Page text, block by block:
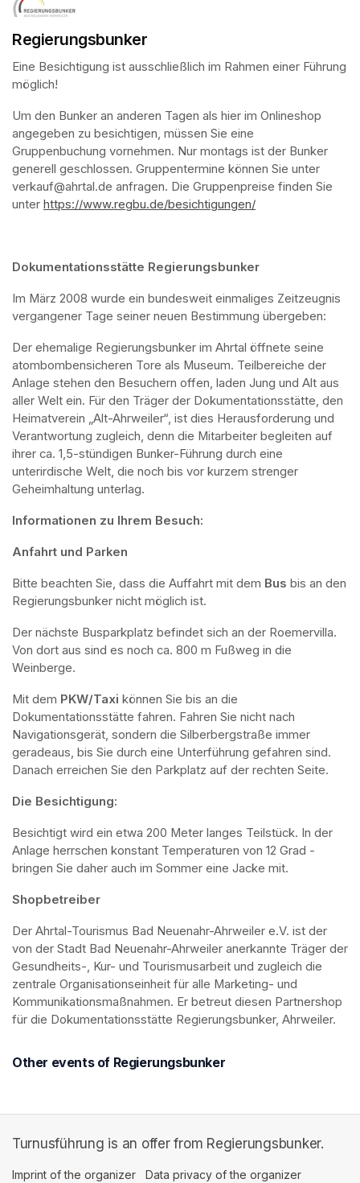
Regierungsbunker
Eine Besichtigung ist ausschließlich im Rahmen einer Führung
möglich!
Um den Bunker an anderen Tagen als hier im Onlineshop
angegeben zu besichtigen, müssen Sie eine
Gruppenbuchung vornehmen. Nur montags ist der Bunker
generell geschlossen. Gruppentermine können Sie unter
verkauf@ahrtal.de anfragen. Die Gruppenpreise finden Sie
unter https://www.regbu.de/besichtigungen/
Dokumentationsstätte Regierungsbunker
Im März 2008 wurde ein bundesweit einmaliges Zeitzeugnis
vergangener Tage seiner neuen Bestimmung übergeben:
Der ehemalige Regierungsbunker im Ahrtal öffnete seine
atombombensicheren Tore als Museum. Teilbereiche der
Anlage stehen den Besuchern offen, laden Jung und Alt aus
aller Welt ein. Für den Träger der Dokumentationsstätte, den
Heimatverein „Alt-Ahrweiler“, ist dies Herausforderung und
Verantwortung zugleich, denn die Mitarbeiter begleiten auf
ihrer ca. 1,5-stündigen Bunker-Führung durch eine
unterirdische Welt, die noch bis vor kurzem strenger
Geheimhaltung unterlag.
Informationen zu Ihrem Besuch:
Anfahrt und Parken
Bitte beachten Sie, dass die Auffahrt mit dem Bus bis an den
Regierungsbunker nicht möglich ist.
Der nächste Busparkplatz befindet sich an der Roemervilla.
Von dort aus sind es noch ca. 800 m Fußweg in die
Weinberge.
Mit dem PKW/Taxi können Sie bis an die
Dokumentationsstätte fahren. Fahren Sie nicht nach
Navigationsgerät, sondern die Silberbergstraße immer
geradeaus, bis Sie durch eine Unterführung gefahren sind.
Danach erreichen Sie den Parkplatz auf der rechten Seite.
Die Besichtigung:
Besichtigt wird ein etwa 200 Meter langes Teilstück. In der
Anlage herrschen konstant Temperaturen von 12 Grad -
bringen Sie daher auch im Sommer eine Jacke mit.
Shopbetreiber
Der Ahrtal-Tourismus Bad Neuenahr-Ahrweiler e.V. ist der
von der Stadt Bad Neuenahr-Ahrweiler anerkannte Träger der
Gesundheits-, Kur- und Tourismusarbeit und zugleich die
zentrale Organisationseinheit für alle Marketing- und
Kommunikationsmaßnahmen. Er betreut diesen Partnershop
für die Dokumentationsstätte Regierungsbunker, Ahrweiler.
Other events of Regierungsbunker
Turnusführung is an offer from Regierungsbunker.
Imprint of the organizer (opens in a new tab)
Data privacy of the organizer